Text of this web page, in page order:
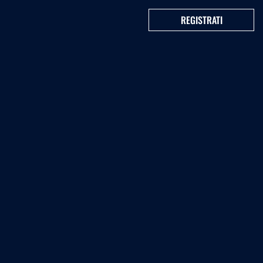
REGISTRATI